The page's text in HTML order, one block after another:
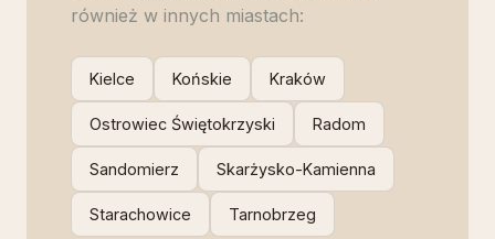
również w innych miastach:
Kielce Końskie Kraków
Ostrowiec Świętokrzyski Radom
Sandomierz Skarżysko-Kamienna
Starachowice Tarnobrzeg